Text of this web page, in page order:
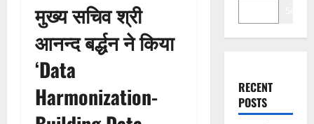
मुख्य सचिव श्री
आनन्द बर्द्धन ने किया
‘Data
Harmonization-
RECENT
POSTS